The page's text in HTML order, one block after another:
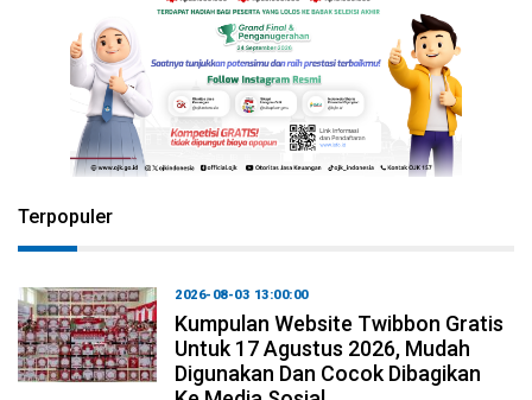
Terpopuler
2026-08-03 13:00:00
Kumpulan Website Twibbon Gratis
Untuk 17 Agustus 2026, Mudah
Digunakan Dan Cocok Dibagikan